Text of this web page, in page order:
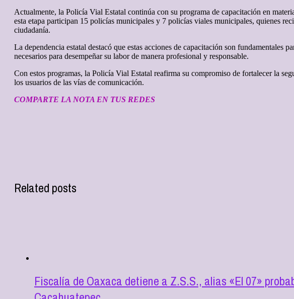
Actualmente, la Policía Vial Estatal continúa con su programa de capacitación en
esta etapa participan 15 policías municipales y 7 policías viales municipales, quienes
ciudadanía.
La dependencia estatal destacó que estas acciones de capacitación son fundamentales
necesarios para desempeñar su labor de manera profesional y responsable.
Con estos programas, la Policía Vial Estatal reafirma su compromiso de fortalecer la
los usuarios de las vías de comunicación.
COMPARTE LA NOTA EN TUS REDES
Related posts
Fiscalía de Oaxaca detiene a Z.S.S., alias «El 07»